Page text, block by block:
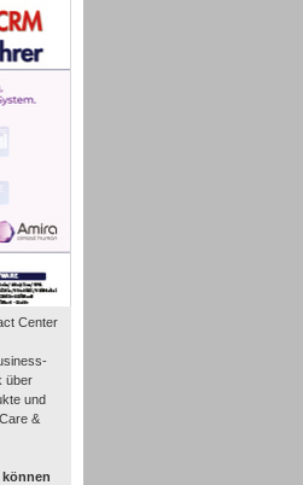
Center
über
und
&